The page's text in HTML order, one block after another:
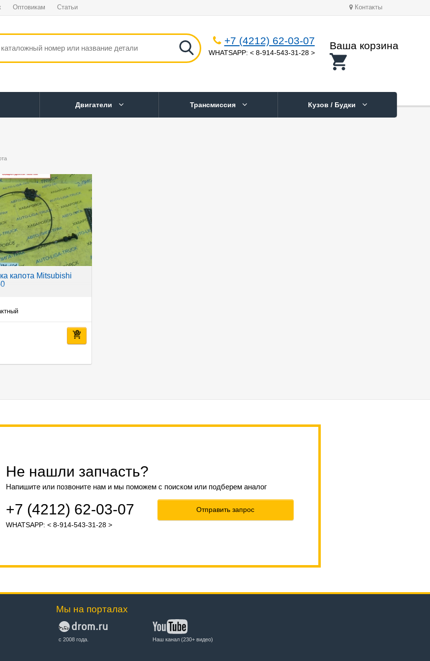
Оптовикам Статьи Контакты
+7 (4212) 62-03-07
WHATSAPP: < 8-914-543-31-28 >
Ваша корзина
Двигатели Трансмиссия Кузов / Будки
капота Mitsubishi
Не нашли запчасть?
Напишите или позвоните нам и мы поможем с поиском или подберем аналог
+7 (4212) 62-03-07
WHATSAPP: < 8-914-543-31-28 >
Отправить запрос
Мы на порталах
с 2008 года. Наш канал (230+ видео)